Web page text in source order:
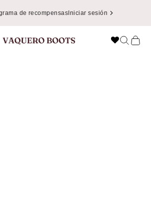
de recompensasIniciar sesión
VAQUERO BOOTS Buscar